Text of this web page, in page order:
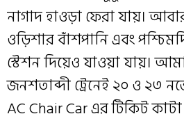
নাগাদ হাওড়া ফেরা যায়।
ওড়িশার বাঁশপানি এবং
স্টেশন দিয়েও যাওয়া যায়।
জনশতাব্দী ট্রেনেই ২০ ও ২৩
AC Chair Car এর টিকিট